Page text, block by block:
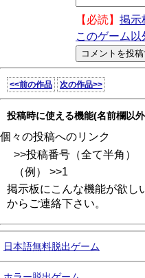
【必読】 掲示
このゲーム
<<前の作品 次の作品>>
投稿時に使える機能(名前欄以
個々の投稿へのリンク
>>投稿番号（全て半角）
（例） >>1
掲示板にこんな機能が欲し
からご連絡下さい。
日本語無料脱出ゲーム